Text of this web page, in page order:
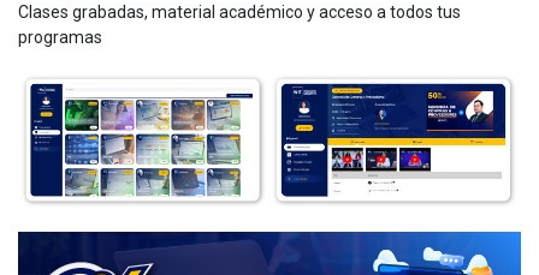
Clases grabadas, material académico y acceso a todos tus
programas